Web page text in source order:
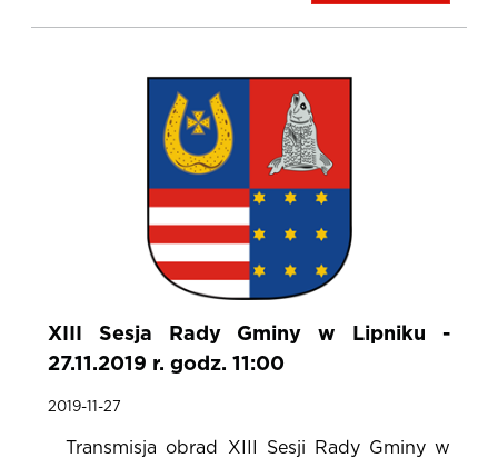
XIII Sesja Rady Gminy w Lipniku -
27.11.2019 r. godz. 11:00
2019-11-27
Transmisja obrad XIII Sesji Rady Gminy w